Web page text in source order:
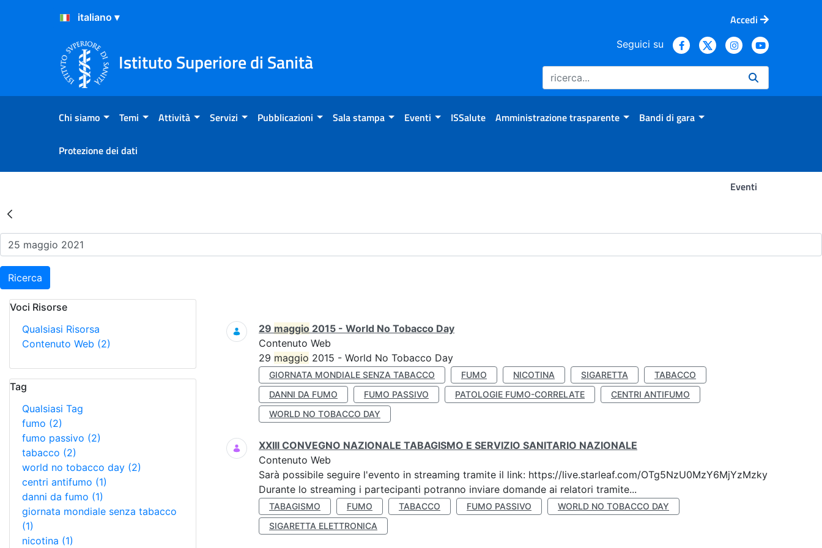
Salta al Contenuto
Salta al Footer
Accedi
Istituto Superiore di Sanità
Seguici su
Chi siamo Temi Attività Servizi Pubblicazioni Sala stampa Eventi ISSalute Amministrazione trasparente Bandi di gara
Protezione dei dati
Eventi
Risultati della Ricerca - Eventi
Ricerca
Voci Risorse
Qualsiasi Risorsa
Contenuto Web (2)
Tag
Qualsiasi Tag
fumo (2)
fumo passivo (2)
tabacco (2)
world no tobacco day (2)
centri antifumo (1)
danni da fumo (1)
giornata mondiale senza tabacco
(1)
nicotina (1)
Ricerca
29 maggio 2015 - World No Tobacco Day
Contenuto Web
29 maggio 2015 - World No Tobacco Day
GIORNATA MONDIALE SENZA TABACCO FUMO NICOTINA SIGARETTA
TABACCO
DANNI DA FUMO
FUMO PASSIVO PATOLOGIE FUMO-CORRELATE
CENTRI ANTIFUMO
WORLD NO TOBACCO DAY
XXIII CONVEGNO NAZIONALE TABAGISMO E SERVIZIO SANITARIO NAZIONALE
Contenuto Web
Sarà possibile seguire l'evento in streaming tramite il link: https://live.starleaf.com/OTg5NzU0MzY6MjYzMzky
Durante lo streaming i partecipanti potranno inviare domande ai relatori tramite...
TABAGISMO FUMO TABACCO FUMO PASSIVO
WORLD NO TOBACCO DAY
SIGARETTA ELETTRONICA